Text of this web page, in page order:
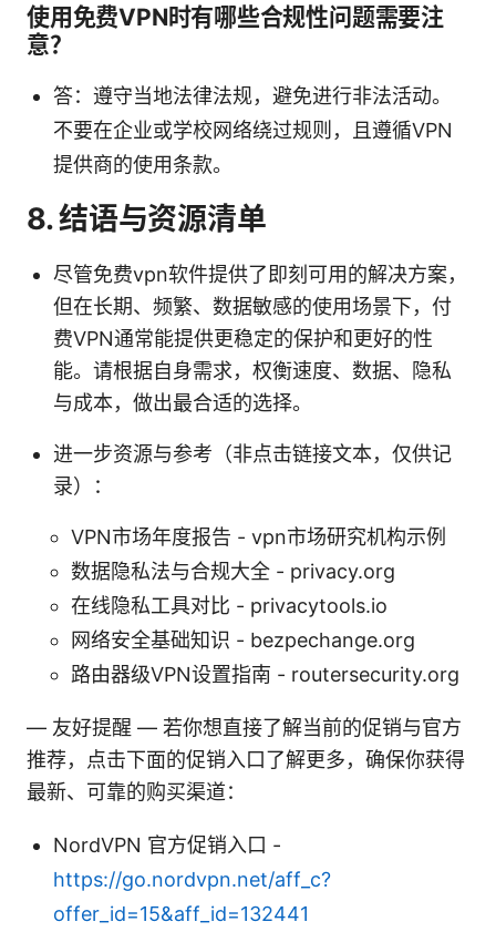
使用免费VPN时有哪些合规性问题需要注
意？
答：遵守当地法律法规，避免进行非法活动。
不要在企业或学校网络绕过规则，且遵循VPN
提供商的使用条款。
8. 结语与资源清单
尽管免费vpn软件提供了即刻可用的解决方案，
但在长期、频繁、数据敏感的使用场景下，付
费VPN通常能提供更稳定的保护和更好的性
能。请根据自身需求，权衡速度、数据、隐私
与成本，做出最合适的选择。
进一步资源与参考（非点击链接文本，仅供记
录）：
VPN市场年度报告 - vpn市场研究机构示例
数据隐私法与合规大全 - privacy.org
在线隐私工具对比 - privacytools.io
网络安全基础知识 - bezpechange.org
路由器级VPN设置指南 - routersecurity.org
— 友好提醒 — 若你想直接了解当前的促销与官方
推荐，点击下面的促销入口了解更多，确保你获得
最新、可靠的购买渠道：
NordVPN 官方促销入口 -
https://go.nordvpn.net/aff_c?
offer_id=15&aff_id=132441